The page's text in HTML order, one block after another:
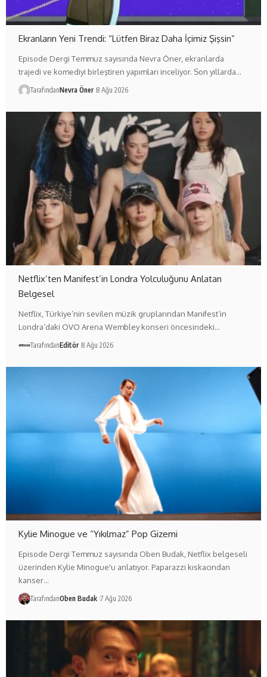
Ekranların Yeni Trendi: “Lütfen Biraz Daha İçimiz Şişsin”
Episode Dergi Temmuz sayısında Nevra Öner, ekranlarda
trajedi ve komediyi birleştiren yapımları inceliyor. Son yıllarda…
TarafındanNevra Öner 8 Ağu 2026
Netflix’ten Manifest’in Londra Yolculuğunu Anlatan
Belgesel
Netflix, Türkiye’nin sevilen müzik gruplarından Manifest’in
Londra’daki OVO Arena Wembley konseri öncesindeki…
TarafındanEditör 8 Ağu 2026
Kylie Minogue ve “Yıkılmaz” Pop Gizemi
Episode Dergi Temmuz sayısında Oben Budak, Netflix belgeseli
üzerinden Kylie Minogue'u anlatıyor. Paparazzi kıskacından
kanser…
TarafındanOben Budak 7 Ağu 2026